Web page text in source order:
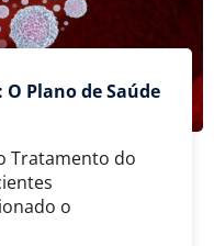
Plano de Saúde
Tratamento do
o